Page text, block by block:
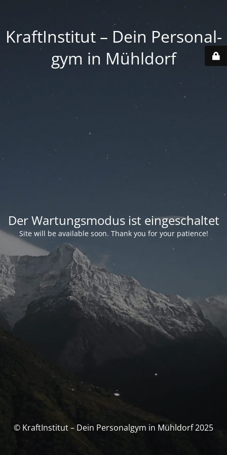
Kraft­Institut – Dein Personal­
gym in Mühldorf
Der Wartungsmodus ist eingeschaltet
Site will be available soon. Thank you for your patience!
© Kraft­Institut – Dein Personal­gym in Mühldorf 2025